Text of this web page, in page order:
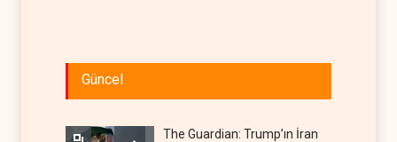
Güncel
The Guardian: Trump’ın İran